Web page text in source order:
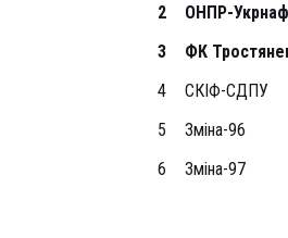
2
ОНПР-
3
ФК
4
СКІФ-СДПУ
5
Зміна-96
6
Зміна-97